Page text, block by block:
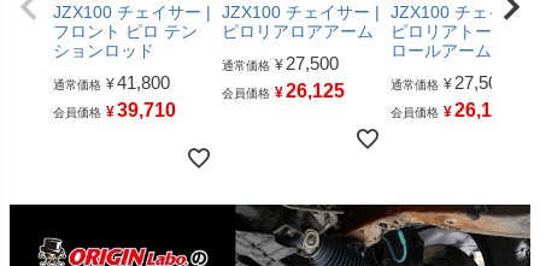
JZX100 チェイサー |
フロント ピロ テン
ションロッド
通常価格 ¥41,800
会員価格 ¥39,710
JZX100 チェイサー |
ピロリアロアアーム
通常価格 ¥ 27,500
会員価格 ¥26,125
JZX100 チェイサ
ピロリアトーコン
ロールアーム
通常価格 ¥ 27,500
会員価格 ¥26,125